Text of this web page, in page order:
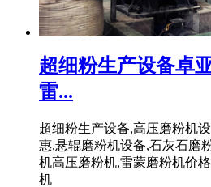
超细粉生产设备卓
雷...
超细粉生产设备,高压磨粉机
惠,悬辊磨粉机设备,石灰石磨
机高压磨粉机,雷蒙磨粉机价
机